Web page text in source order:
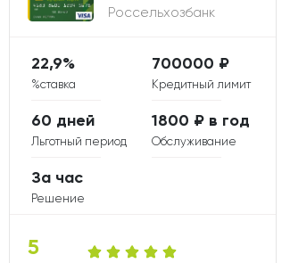
Россельхозбанк
5
%ставка
22,9%
Кредитный лимит
700000 ₽
Льготный период
60 дней
Обслуживание
1800 ₽ в год
Решение
За час